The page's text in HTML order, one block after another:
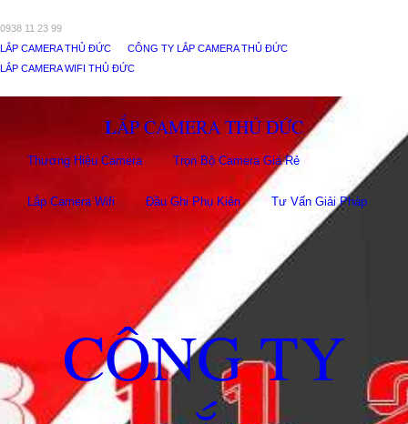
0938 11 23 99
LẮP CAMERA THỦ ĐỨC
CÔNG TY LẮP CAMERA THỦ ĐỨC
LẮP CAMERA WIFI THỦ ĐỨC
LẮP CAMERA THỦ ĐỨC
Thương Hiệu Camera Trọn Bộ Camera Giá Rẻ
Lắp Camera Wifi Đầu Ghi Phụ Kiên Tư Vấn Giải Pháp
CÔNG TY